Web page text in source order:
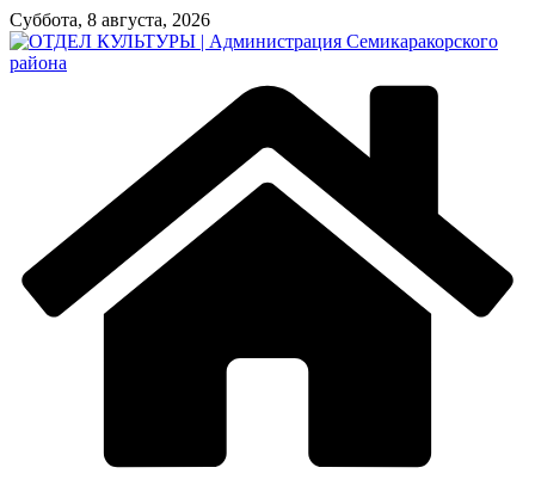
Перейти
к
содержимому
Суббота, 8 августа, 2026